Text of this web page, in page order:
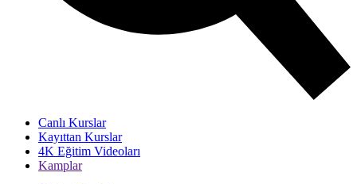
Canlı Kurslar
Kayıttan Kurslar
4K Eğitim Videoları
Kamplar